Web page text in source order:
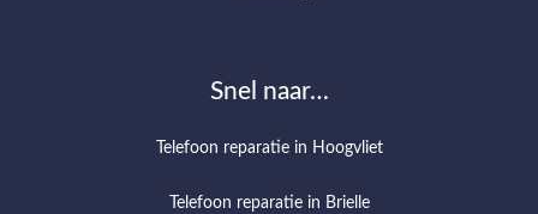
Snel naar…
Telefoon reparatie in Hoogvliet
Telefoon reparatie in Brielle